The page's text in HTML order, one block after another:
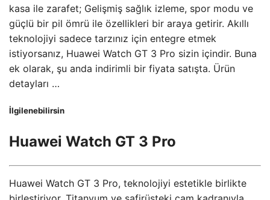
kasa ile zarafet; Gelişmiş sağlık izleme, spor modu ve
güçlü bir pil ömrü ile özellikleri bir araya getirir. Akıllı
teknolojiyi sadece tarzınız için entegre etmek
istiyorsanız, Huawei Watch GT 3 Pro sizin içindir. Buna
ek olarak, şu anda indirimli bir fiyata satışta. Ürün
detayları …
İlgilenebilirsin
Huawei Watch GT 3 Pro
Huawei Watch GT 3 Pro, teknolojiyi estetikle birlikte